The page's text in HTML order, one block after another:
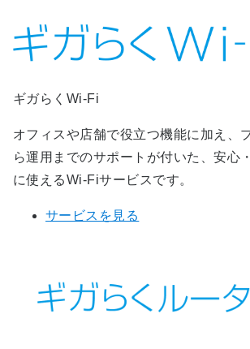
ギガらくWi-Fi
オフィスや店舗で役立つ機能に加え、
ら運用までのサポートが付いた、安心
に使えるWi-Fiサービスです。
サービスを見る